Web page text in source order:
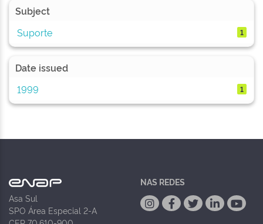
Subject
Suporte
1
Date issued
1999
1
Asa Sul
SPO Área Especial 2-A
NAS REDES